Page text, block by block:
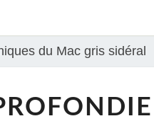
du Mac gris sidéral